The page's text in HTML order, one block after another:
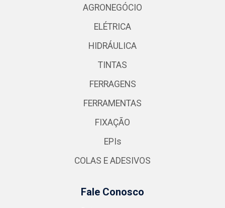
AGRONEGÓCIO
ELÉTRICA
HIDRÁULICA
TINTAS
FERRAGENS
FERRAMENTAS
FIXAÇÃO
EPIs
COLAS E ADESIVOS
Fale Conosco